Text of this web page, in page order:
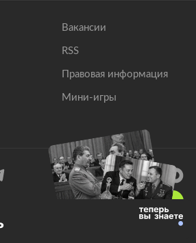
Вакансии
RSS
Правовая информация
Мини-игры
Все права защищены.